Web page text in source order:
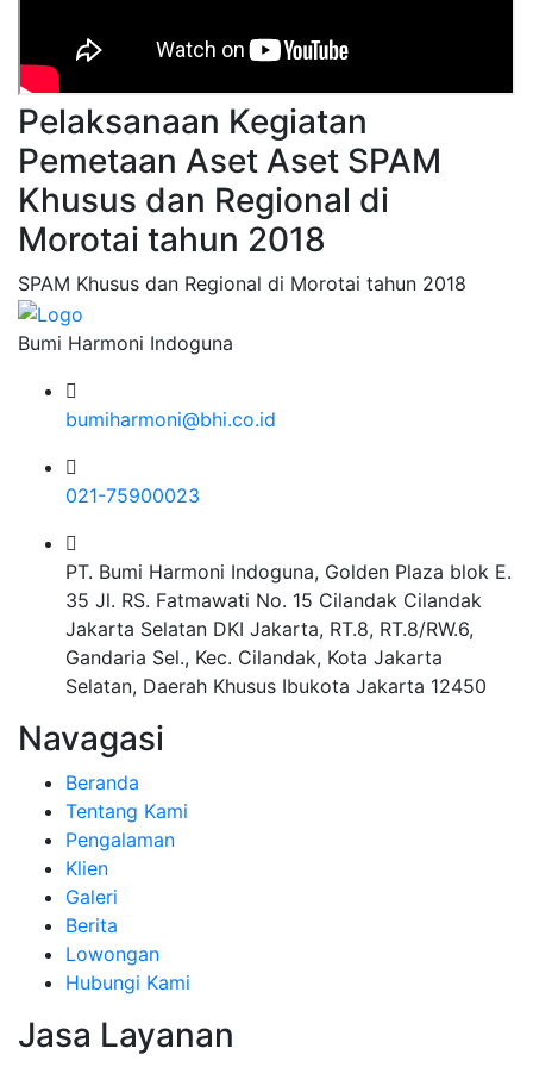
Pelaksanaan Kegiatan
Pemetaan Aset Aset SPAM
Khusus dan Regional di
Morotai tahun 2018
SPAM Khusus dan Regional di Morotai tahun 2018
Bumi Harmoni Indoguna
bumiharmoni@bhi.co.id
021-75900023
PT. Bumi Harmoni Indoguna, Golden Plaza blok E.
35 Jl. RS. Fatmawati No. 15 Cilandak Cilandak
Jakarta Selatan DKI Jakarta, RT.8, RT.8/RW.6,
Gandaria Sel., Kec. Cilandak, Kota Jakarta
Selatan, Daerah Khusus Ibukota Jakarta 12450
Navagasi
Beranda
Tentang Kami
Pengalaman
Klien
Galeri
Berita
Lowongan
Hubungi Kami
Jasa Layanan